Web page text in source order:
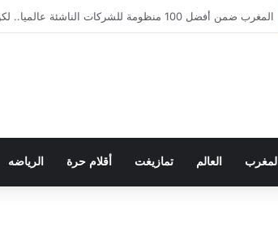
سبتة ومليلية… حين يتحدث أنصار الديمقراطية بلسان الاستعمار
المغرب العالم تمازيغت أقلام حرة الرياضه